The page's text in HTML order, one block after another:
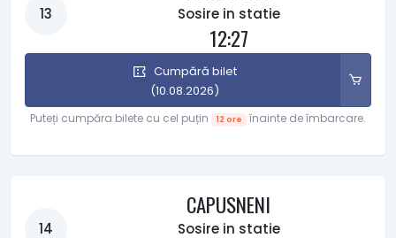
13 Sosire in statie
12:27
Cumpără bilet
(10.08.2026)
Puteți cumpăra bilete cu cel puțin 12 ore înainte de îmbarcare.
14
CAPUSNENI
Sosire in statie